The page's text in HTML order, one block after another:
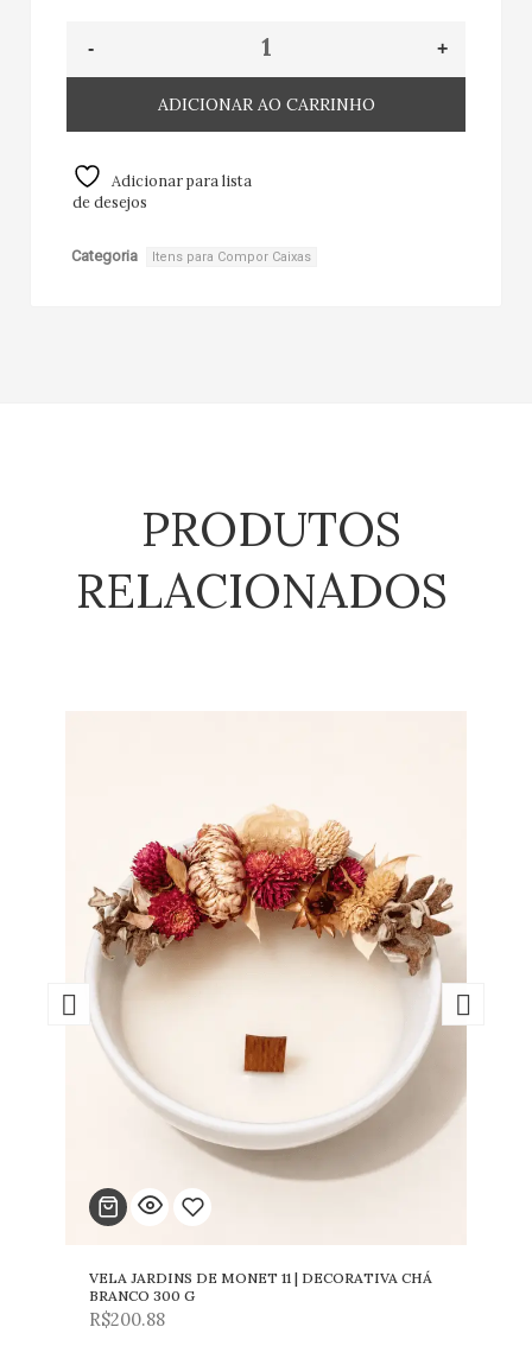
ADICIONAR AO CARRINHO
Adicionar para lista
de desejos
Categoria Itens para Compor Caixas
PRODUTOS
RELACIONADOS
VELA JARDINS DE MONET 11 | DECORATIVA CHÁ
BRANCO 300 G
R$200.88
Adicionar